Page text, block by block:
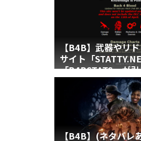
【B4B】武器やリ
サイト「
「B4BSTATS」が
【B4B】(ネタバレ